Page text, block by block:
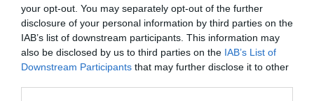
your opt-out. You may separately opt-out of the further
disclosure of your personal information by third parties on the
IAB’s list of downstream participants. This information may
also be disclosed by us to third parties on the IAB’s List of
Downstream Participants that may further disclose it to other
destination en Europe pour Hunnu Air.
Flopa commenté :
12 février 2014 - 21 h 07